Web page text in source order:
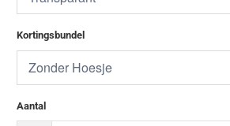
Kortingsbundel
Aantal